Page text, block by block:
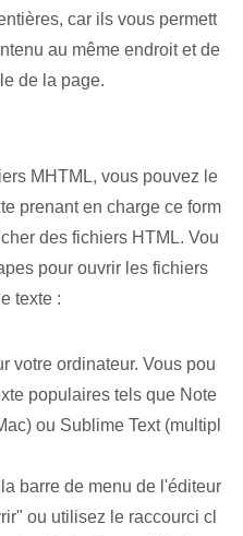
car ils vous permett
au même endroit et de
de la page.
MHTML, vous pouvez le
prenant en charge ce form
des fichiers HTML. Vou
pour ouvrir les fichiers
texte :
votre ordinateur. Vous pou
populaires tels que Note
ou Sublime Text (multipl
barre de menu de l'éditeur
ou utilisez le raccourci cl